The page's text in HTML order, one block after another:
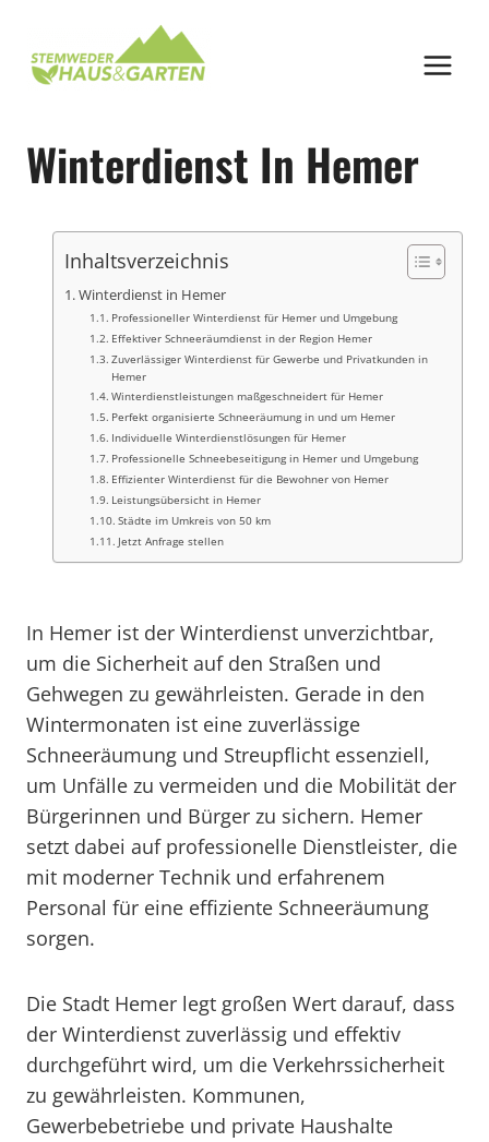
springen
Winterdienst In Hemer
Inhaltsverzeichnis
Winterdienst in Hemer
Professioneller Winterdienst für Hemer und Umgebung
Effektiver Schneeräumdienst in der Region Hemer
Zuverlässiger Winterdienst für Gewerbe und Privatkunden in
Hemer
Winterdienstleistungen maßgeschneidert für Hemer
Perfekt organisierte Schneeräumung in und um Hemer
Individuelle Winterdienstlösungen für Hemer
Professionelle Schneebeseitigung in Hemer und Umgebung
Effizienter Winterdienst für die Bewohner von Hemer
Leistungsübersicht in Hemer
Städte im Umkreis von 50 km
Jetzt Anfrage stellen
In Hemer ist der Winterdienst unverzichtbar,
um die Sicherheit auf den Straßen und
Gehwegen zu gewährleisten. Gerade in den
Wintermonaten ist eine zuverlässige
Schneeräumung und Streupflicht essenziell,
um Unfälle zu vermeiden und die Mobilität der
Bürgerinnen und Bürger zu sichern. Hemer
setzt dabei auf professionelle Dienstleister, die
mit moderner Technik und erfahrenem
Personal für eine effiziente Schneeräumung
sorgen.
Die Stadt Hemer legt großen Wert darauf, dass
der Winterdienst zuverlässig und effektiv
durchgeführt wird, um die Verkehrssicherheit
zu gewährleisten. Kommunen,
Gewerbebetriebe und private Haushalte